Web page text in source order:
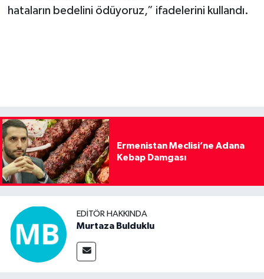
hataların bedelini ödüyoruz,” ifadelerini kullandı.
Ermenistan Meclisi’ne Adana
Kebap Damgası
EDITÖR HAKKINDA
Murtaza Bulduklu